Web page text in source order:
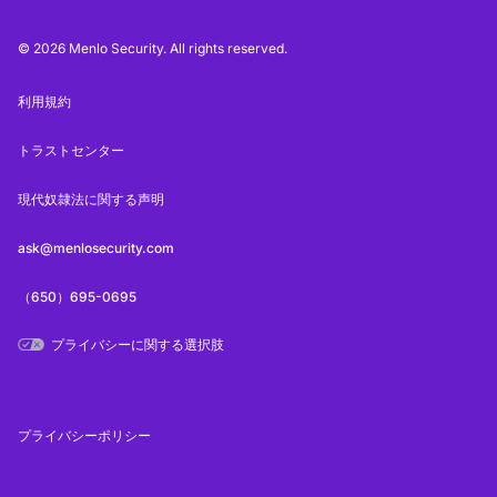
© 2026 Menlo Security. All rights reserved.
利用規約
トラストセンター
現代奴隷法に関する声明
ask@menlosecurity.com
（650）695-0695
プライバシーに関する選択肢
プライバシーポリシー